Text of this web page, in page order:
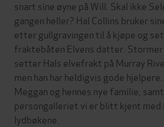
snart sine øyne på Will. Skal ikke
gangen heller? Hal Collins bruker
etter gullgravingen til å kjøpe og
fraktebåten Elvens datter. Stormer
setter Hals elvefrakt på Murray
men han har heldigvis gode
Meggan og hennes nye familie,
persongalleriet vi er blitt kjent med
lydbøkene.